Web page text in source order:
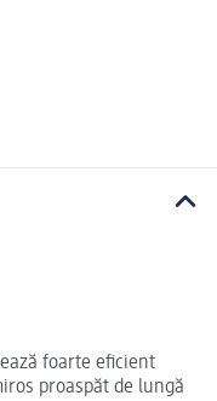
foarte eficient
proaspăt de lungă